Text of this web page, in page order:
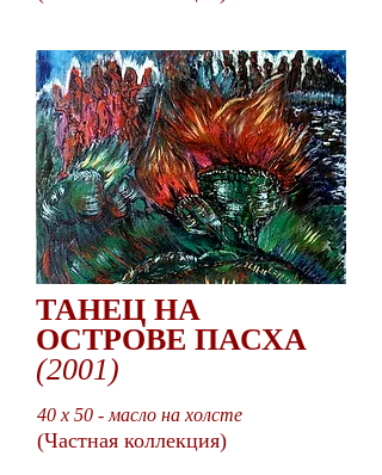
ТАНЕЦ НА
ОСТРОВЕ ПАСХА
(2001)
40 x 50 - масло на холсте
(Частная коллекция)